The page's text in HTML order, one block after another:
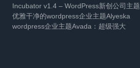
Incubator v1.4 – WordPress新创公司主题
优雅干净的wordpress企业主题Alyeska
wordpress企业主题Avada：超级强大